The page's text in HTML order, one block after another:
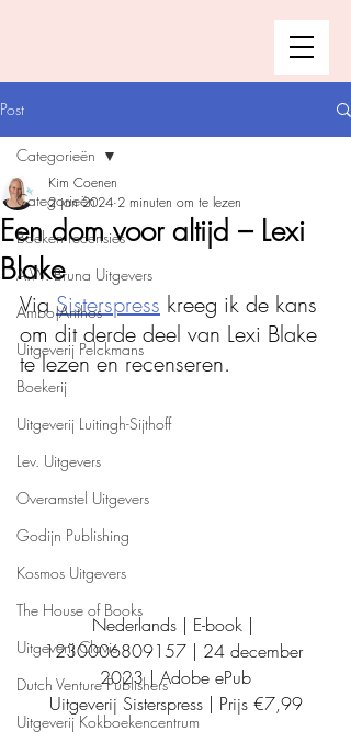
Post
Categorieën
Boeken recensies
A.W. Bruna Uitgevers
Ambo|Anthos
Uitgeverij Pelckmans
Boekerij
Uitgeverij Luitingh-Sijthoff
Lev. Uitgevers
Overamstel Uitgevers
Godijn Publishing
Kosmos Uitgevers
The House of Books
Uitgeverij Clavis
Dutch Venture Publishers
Uitgeverij Kokboekencentrum
Categorieën
Een dom voor altijd – Lexi
Blake
Kim Coenen
2 jan 2024 2 minuten om te lezen
Via Sisterspress kreeg ik de kans
om dit derde deel van Lexi Blake
te lezen en recenseren.
Nederlands | E-book |
1230006809157 | 24 december
2023 | Adobe ePub
Uitgeverij Sisterspress | Prijs €7,99